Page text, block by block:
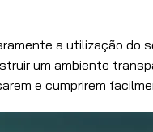
a utilização do
um ambiente
e cumprirem